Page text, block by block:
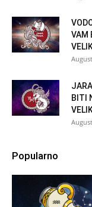
VAM
BITI
Popularno